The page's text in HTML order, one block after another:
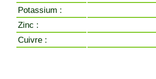
Potassium :
Zinc :
Cuivre :